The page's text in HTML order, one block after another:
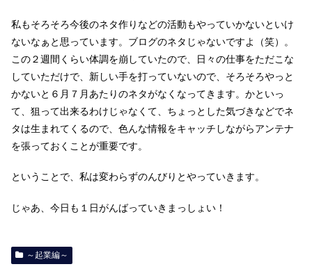
私もそろそろ今後のネタ作りなどの活動もやっていかないといけ
ないなぁと思っています。ブログのネタじゃないですよ（笑）。
この２週間くらい体調を崩していたので、日々の仕事をただこな
していただけで、新しい手を打っていないので、そろそろやっと
かないと６月７月あたりのネタがなくなってきます。かといっ
て、狙って出来るわけじゃなくて、ちょっとした気づきなどでネ
タは生まれてくるので、色んな情報をキャッチしながらアンテナ
を張っておくことが重要です。
ということで、私は変わらずのんびりとやっていきます。
じゃあ、今日も１日がんばっていきまっしょい！
～起業編～